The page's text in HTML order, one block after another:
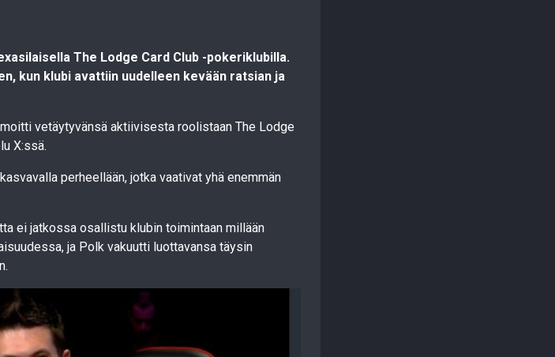
The Lodge Card Club -pokeriklubilla.
kun klubi avattiin uudelleen kevään ratsian ja
vetäytyvänsä aktiivisesta roolistaan The Lodge
X:ssä.
perheellään, jotka vaativat yhä enemmän
ei jatkossa osallistu klubin toimintaan millään
ja Polk vakuutti luottavansa täysin